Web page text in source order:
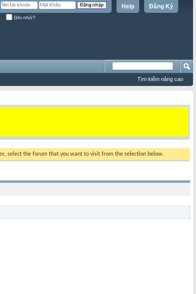
Đăng Ký
Help
Ghi nhớ?
Tìm kiếm nâng cao
select the forum that you want to visit from the selection below.